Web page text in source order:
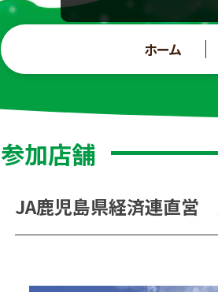
ホーム
参加店舗
JA鹿児島県経済連直営